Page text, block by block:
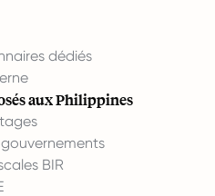
dédiés
aux Philippines
BIR